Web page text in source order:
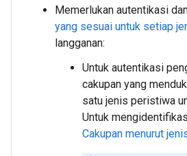
Memerlukan autentikasi
yang sesuai untuk setiap
langganan:
Untuk autentikasi
cakupan yang
satu jenis peristiwa
Untuk
Cakupan menurut